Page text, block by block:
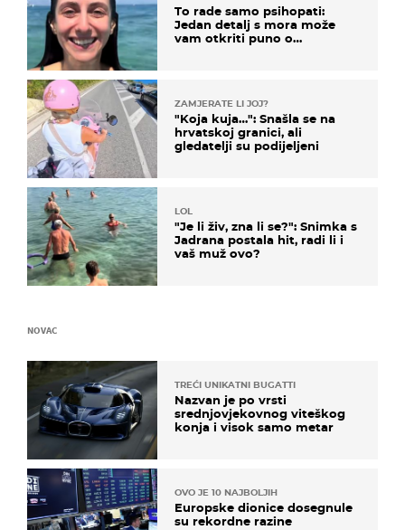
To rade samo psihopati:
Jedan detalj s mora može
vam otkriti puno o
ZAMJERATE LI JOJ?
"Koja kuja…": Snašla se na
hrvatskoj granici, ali
gledatelji su podijeljeni
LOL
"Je li živ, zna li se?": Snimka s
Jadrana postala hit, radi li i
vaš muž ovo?
NOVAC
TREĆI UNIKATNI BUGATTI
Nazvan je po vrsti
srednjovjekovnog viteškog
konja i visok samo metar
OVO JE 10 NAJBOLJIH
Europske dionice dosegnule
su rekordne razine